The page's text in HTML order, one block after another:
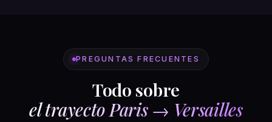
PREGUNTAS FRECUENTES
Todo sobre
el trayecto Paris → Versailles